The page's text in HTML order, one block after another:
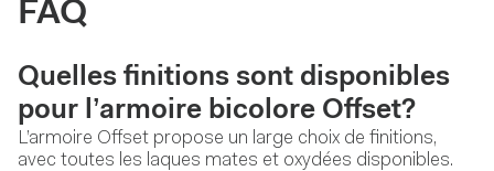
FAQ
Quelles finitions sont disponibles
pour l’armoire bicolore Offset?
L’armoire Offset propose un large choix de finitions,
avec toutes les laques mates et oxydées disponibles.